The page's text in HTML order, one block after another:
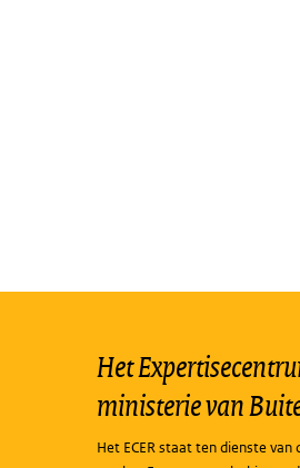
Het
ministerie van
Het ECER staat ten dienste